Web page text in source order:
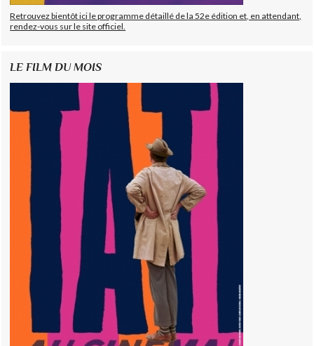
Retrouvez bientôt ici le programme détaillé de la 52e édition et, en attendant,
rendez-vous sur le site officiel.
LE FILM DU MOIS